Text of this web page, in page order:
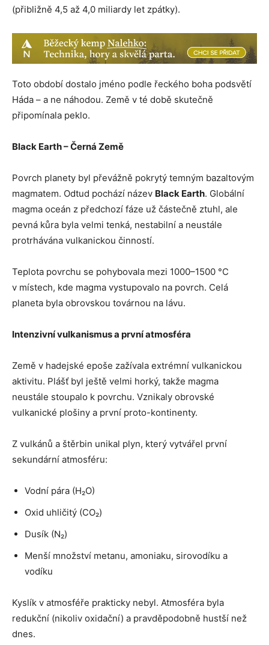
(přibližně 4,5 až 4,0 miliardy let zpátky).
Toto období dostalo jméno podle řeckého boha podsvětí
Háda – a ne náhodou. Země v té době skutečně
připomínala peklo.
Black Earth – Černá Země
Povrch planety byl převážně pokrytý temným bazaltovým
magmatem. Odtud pochází název Black Earth. Globální
magma oceán z předchozí fáze už částečně ztuhl, ale
pevná kůra byla velmi tenká, nestabilní a neustále
protrhávána vulkanickou činností.
Teplota povrchu se pohybovala mezi 1000–1500 °C
v místech, kde magma vystupovalo na povrch. Celá
planeta byla obrovskou továrnou na lávu.
Intenzivní vulkanismus a první atmosféra
Země v hadejské epoše zažívala extrémní vulkanickou
aktivitu. Plášť byl ještě velmi horký, takže magma
neustále stoupalo k povrchu. Vznikaly obrovské
vulkanické plošiny a první proto-kontinenty.
Z vulkánů a štěrbin unikal plyn, který vytvářel první
sekundární atmosféru:
Vodní pára (H₂O)
Oxid uhličitý (CO₂)
Dusík (N₂)
Menší množství metanu, amoniaku, sirovodíku a
vodíku
Kyslík v atmosféře prakticky nebyl. Atmosféra byla
redukční (nikoliv oxidační) a pravděpodobně hustší než
dnes.